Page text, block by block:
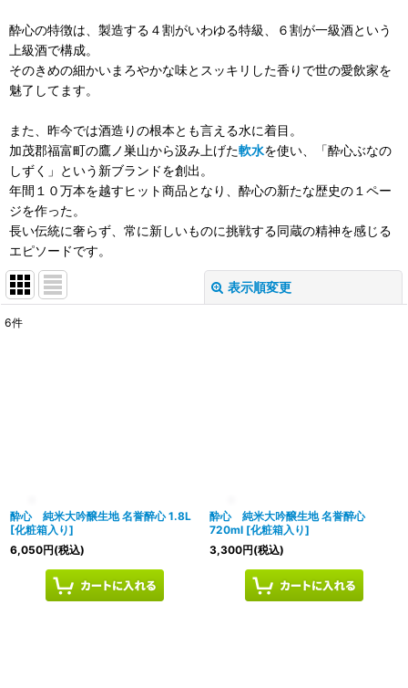
酔心の特徴は、製造する４割がいわゆる特級、６割が一級酒という
上級酒で構成。
そのきめの細かいまろやかな味とスッキリした香りで世の愛飲家を
魅了してます。
また、昨今では酒造りの根本とも言える水に着目。
加茂郡福富町の鷹ノ巣山から汲み上げた軟水を使い、「酔心ぶなの
しずく」という新ブランドを創出。
年間１０万本を越すヒット商品となり、酔心の新たな歴史の１ペー
ジを作った。
長い伝統に奢らず、常に新しいものに挑戦する同蔵の精神を感じる
エピソードです。
表示順変更
6件
酔心 純米大吟醸生地 名誉醉心 1.8L
[化粧箱入り]
6,050円(税込)
酔心 純米大吟醸生地 名誉醉心
720ml [化粧箱入り]
3,300円(税込)